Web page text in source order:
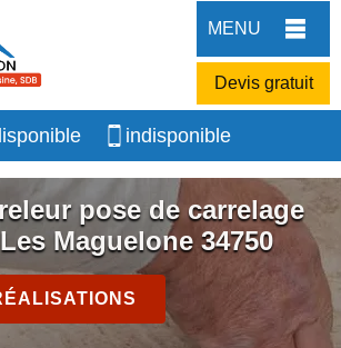
MENU
Devis gratuit
indisponible
pose de carrelage
Maguelone 34750